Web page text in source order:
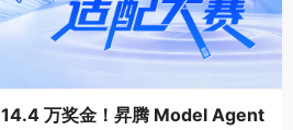
14.4 万奖金！昇腾 Model Agent